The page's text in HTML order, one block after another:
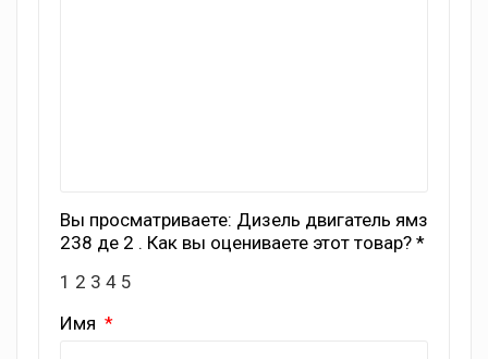
Вы просматриваете: Дизель двигатель ямз
238 де 2 . Как вы оцениваете этот товар? *
1 2 3 4 5
Имя